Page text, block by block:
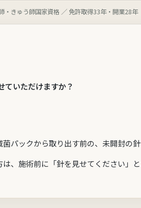
・きゅう師国家資格 ／ 免許取得33年・開業28年
ていただけますか？
菌パックから取り出す前の、未開封の針
、施術前に「針を見せてください」